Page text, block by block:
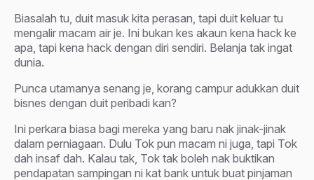
Biasalah tu, duit masuk kita perasan, tapi duit keluar tu
mengalir macam air je. Ini bukan kes akaun kena hack ke
apa, tapi kena hack dengan diri sendiri. Belanja tak ingat
dunia.
Punca utamanya senang je, korang campur adukkan duit
bisnes dengan duit peribadi kan?
Ini perkara biasa bagi mereka yang baru nak jinak-jinak
dalam perniagaan. Dulu Tok pun macam ni juga, tapi Tok
dah insaf dah. Kalau tak, Tok tak boleh nak buktikan
pendapatan sampingan ni kat bank untuk buat pinjaman